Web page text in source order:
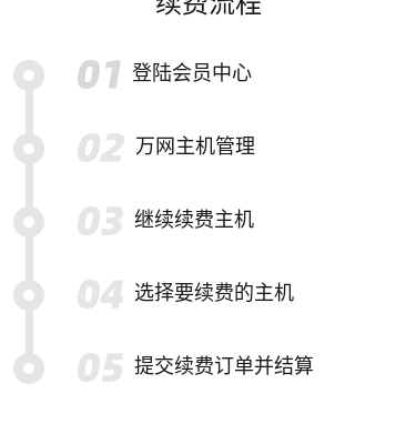
登陆会员中心
万网主机管理
继续续费主机
选择要续费的主机
提交续费订单并结算